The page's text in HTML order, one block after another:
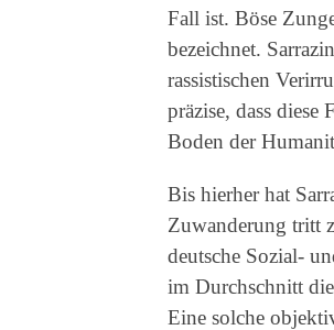
Fall ist. Böse
bezeichnet.
rassistischen
präzise, dass diese
Boden der
Bis hierher hat
Zuwanderung tritt
deutsche Sozial-
im Durchschnitt
Eine solche